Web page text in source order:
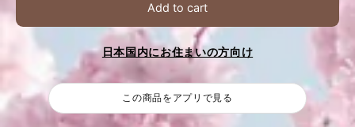
Add to cart
日本国内にお住まいの方向け
この商品をアプリで見る